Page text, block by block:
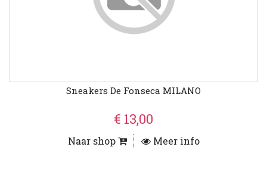
Sneakers De Fonseca MILANO
€ 13,00
Naar shop Meer info